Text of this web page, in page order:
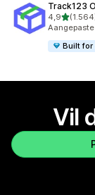
Track123
4,9ud af 5
1564
Built for
Vil